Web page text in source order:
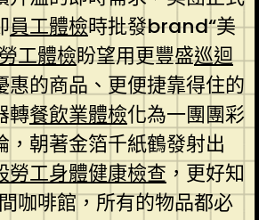
員工體檢時批發brand“美
工體檢盼望用更豐盛巡迴
惠的商品、更便捷靠得住的
轉餐飲業體檢化為一團團彩
，朝著金箔千紙鶴發射出
勞工身體健康檢查 ，更好知
咖啡館，所有的物品都必